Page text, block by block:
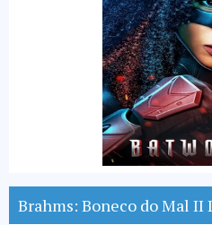
Brahms: Boneco do Mal II